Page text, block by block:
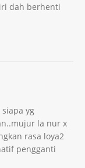
dah berhenti
yg
la nur x
rasa loya2
pengganti